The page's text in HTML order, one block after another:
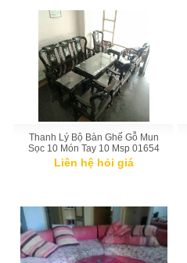
Thanh Lý Bộ Bàn Ghế Gỗ Mun
Sọc 10 Món Tay 10 Msp 01654
Liên hệ hỏi giá